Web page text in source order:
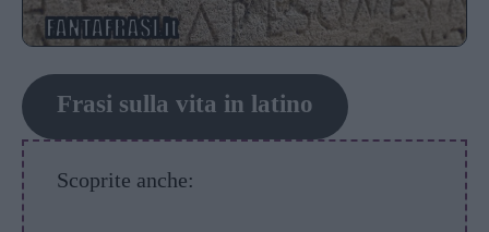
Frasi sulla vita in latino
Scoprite anche: